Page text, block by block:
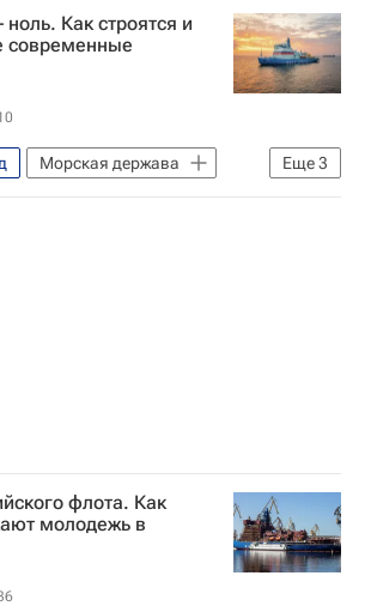
корпорация
Как строятся и
современные
Еще3
Морская держава
Санкт-Петербург
флота. Как
молодежь в